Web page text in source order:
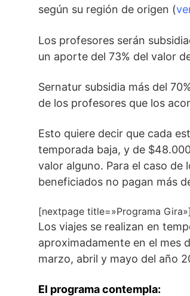
según su región de origen (
Los profesores serán
un aporte del 73% del valor
Sernatur subsidia más del
de los profesores que los
Esto quiere decir que cada
temporada baja, y de
valor alguno. Para el caso de
beneficiados no pagan más
[nextpage title=»Programa Gira»]
Los viajes se realizan en
aproximadamente en el mes
marzo, abril y mayo del año
El programa contempla: